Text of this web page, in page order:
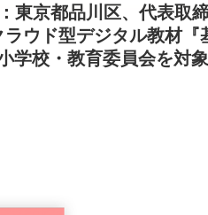
東京都品川区、代表取
ウド型デジタル教材『
校・教育委員会を対